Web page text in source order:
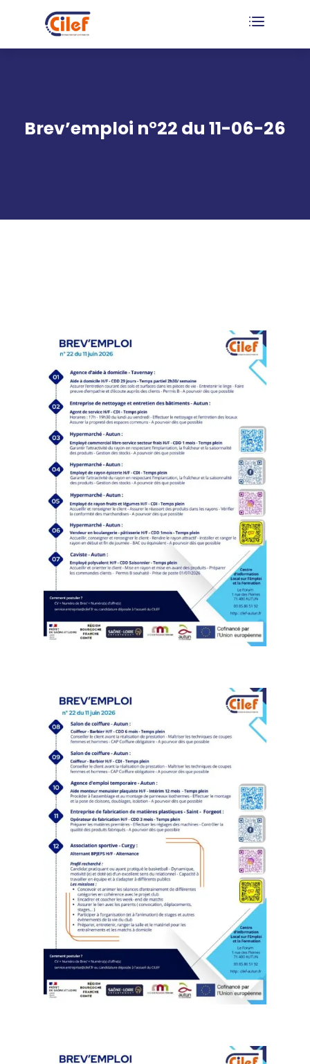
Brev’emploi n°22 du 11-06-26